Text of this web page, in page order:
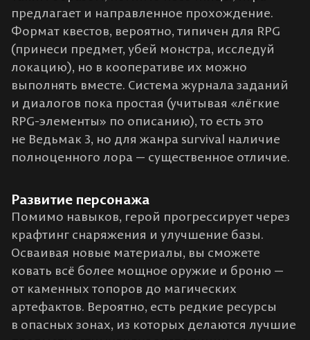
предлагает и направленное прохождение.
Формат квестов, вероятно, типичен для RPG
(принеси предмет, убей монстра, исследуй
локацию), но в кооперативе их можно
выполнять вместе. Система журнала заданий
и диалогов пока простая (учитывая «лёгкие
RPG-элементы» по описанию)​, то есть это
не Ведьмак 3, но для жанра survival наличие
полноценного лора — существенное отличие.
Развитие персонажа
Помимо навыков, герой прогрессирует через
крафтинг снаряжения и улучшение базы.
Осваивая новые материалы, вы сможете
ковать всё более мощное оружие и броню —
от каменных топоров до магических
артефактов. Вероятно, есть редкие ресурсы
в опасных зонах, из которых делаются лучшие